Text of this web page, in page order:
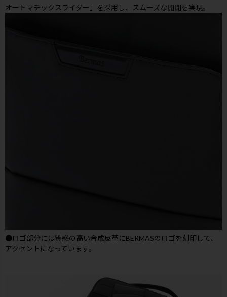
オートマチックスライダー」を採用し、スムーズな開閉を実現。
●ロゴ部分には質感の高い合成皮革にBERMASのロゴを刻印して、
アクセントになっています。